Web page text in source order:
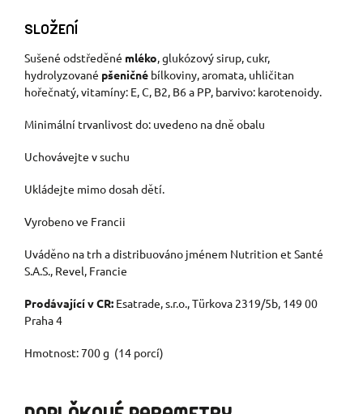
SLOŽENÍ
Sušené odstředěné mléko, glukózový sirup, cukr,
hydrolyzované pšeničné bílkoviny, aromata, uhličitan
hořečnatý, vitamíny: E, C, B2, B6a PP, barvivo: karotenoidy.
Minimální trvanlivost do: uvedeno na dně obalu
Uchovávejte v suchu
Ukládejte mimo dosah dětí.
Vyrobeno ve Francii
Uváděno na trh a distribuováno jménem Nutrition et Santé
S.A.S., Revel, Francie
Prodávající v CR: Esatrade, s.r.o., Türkova 2319/5b, 149 00
Praha 4
Hmotnost: 700 g (14 porcí)